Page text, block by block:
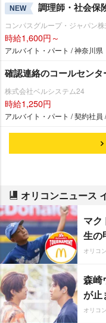
NEW 調理師・社会保
コンパスグループ・ジャパン
時給1,600円～
アルバイト・パート / 神奈川県
確認連絡のコールセン
株式会社ベルシステム24
時給1,250円
アルバイト・パート / 契約社員
オリコンニュース
マク
生の
オリコ
森崎
が止
オリコ